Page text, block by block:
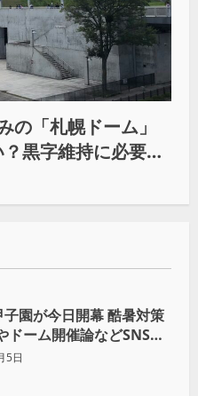
の「札幌ドーム」
黒字維持に必要な
園が今日開幕 酷暑対策
ドーム開催論などSNSで
5日